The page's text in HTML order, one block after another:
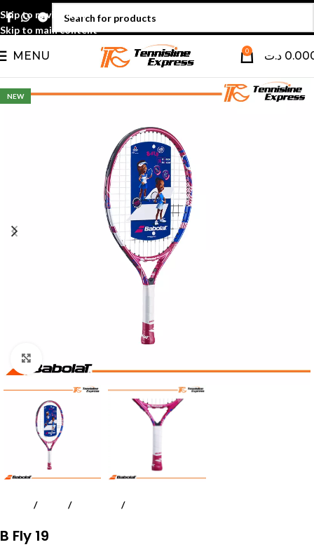
Skip to navigation
Skip to main content
MENU 0 د.ت
NEW
Tennis Raquettes Juniors et Enfants
B Fly 19